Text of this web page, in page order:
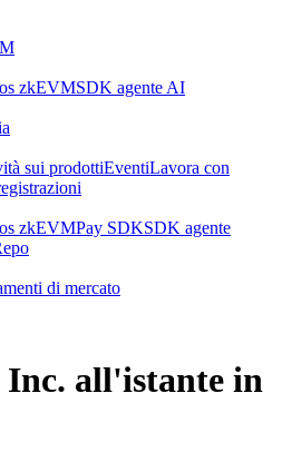
zkEVMSDK agente AI
sui prodottiEventiLavora con
zkEVMPay SDKSDK agente
di mercato
Inc. all'istante in